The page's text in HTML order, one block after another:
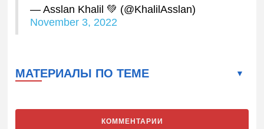
— Asslan Khalil 💚 (@KhalilAsslan)
November 3, 2022
МАТЕРИАЛЫ ПО ТЕМЕ
КОММЕНТАРИИ